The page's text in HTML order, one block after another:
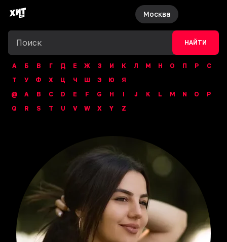
Москва
НАЙТИ
А Б В Г Д Е Ж З И К Л М Н О П Р
С
Т
У Ф Х Ц Ч Ш Э Ю
Я
@
A B C D E F G H I J K L M N O
P
Q
R S T U V W X Y Z